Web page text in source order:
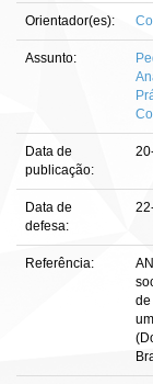
Orientador(es):
Assunto:
Data de
publicação:
Data de
defesa:
Referência:
de